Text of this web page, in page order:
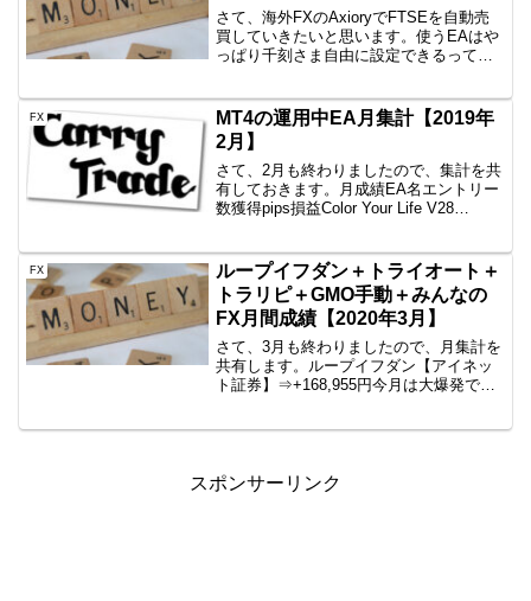
さて、海外FXのAxioryでFTSEを自動売
買していきたいと思います。使うEAはや
っぱり千刻さま自由に設定できるって本
ということで、重宝しています。千刻は
こちらから買...
FX
MT4の運用中EA月集計【2019年
2月】
さて、2月も終わりましたので、集計を共
有しておきます。月成績EA名エントリー
数獲得pips損益Color Your Life V28
FX
ループイフダン＋トライオート＋
トラリピ＋GMO手動＋みんなの
FX月間成績【2020年3月】
さて、3月も終わりましたので、月集計を
共有します。ループイフダン【アイネッ
ト証券】⇒+168,955円今月は大爆発でし
スポンサーリンク